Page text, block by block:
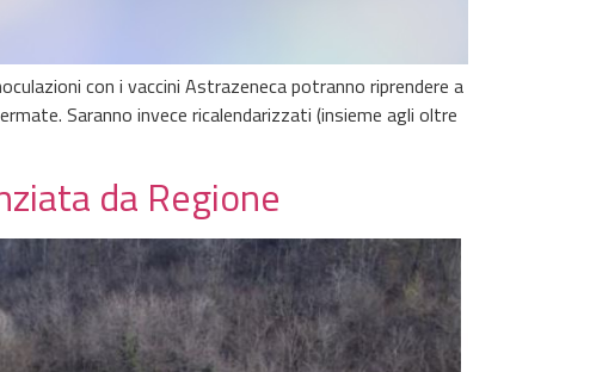
con i vaccini Astrazeneca potranno riprendere a
Saranno invece ricalendarizzati (insieme agli oltre
da Regione